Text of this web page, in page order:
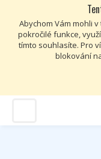
Abychom Vám mohli
pokročilé funkce,
tímto souhlasíte. Pro
blokování